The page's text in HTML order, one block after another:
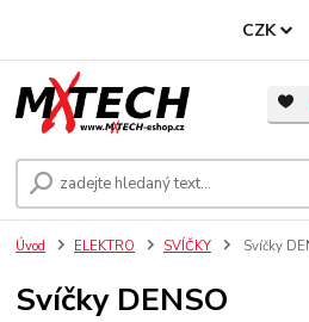
CZK
Úvod ELEKTRO SVÍČKY Svíčky
Svíčky DENSO